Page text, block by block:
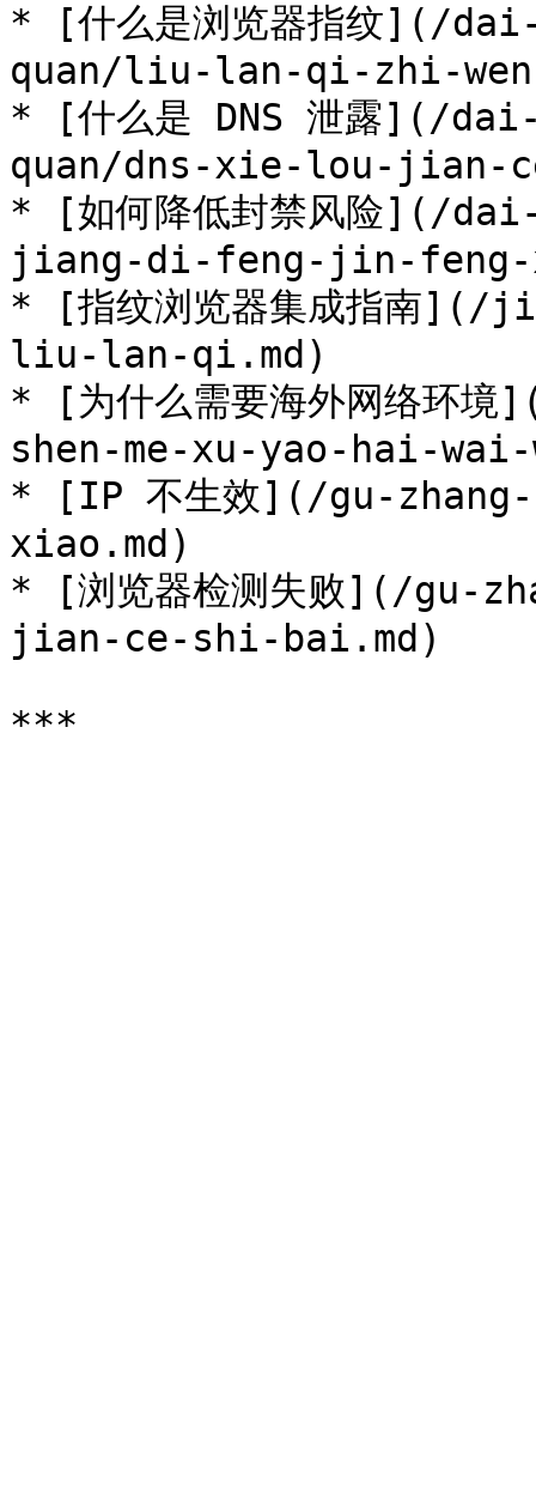
* [什么是浏览器指纹](/
quan/liu-lan-qi-zhi-
* [什么是 DNS 泄露](/
quan/dns-xie-lou-jian-
* [如何降低封禁风险
jiang-di-feng-jin-feng-
* [指纹浏览器集成指南
liu-lan-qi.md)
* [为什么需要海外网络
shen-me-xu-yao-hai-
* [IP 不生效](/gu-
xiao.md)
* [浏览器检测失败](/
jian-ce-shi-bai.md)